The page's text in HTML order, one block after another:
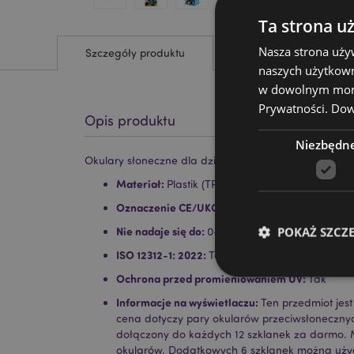
Szczegóły produktu
Opis produktu
Okulary słoneczne dla dzieci z ochroną UV
Materiał: Plastik (TPE)
Oznaczenie CE/UKCA:
Nie nadaje się do: 0–3 lat
ISO 12312-1: 2022: Tak
Ochrona przed promieniowaniem UV:Tak
Informacje na wyświetlaczu: Ten przedmiot
cena dotyczy pary okularów
dołączony do każdych 12 szklanek za darmo.
okularów. Dodatkowych 6 szklanek można
Ta strona
Nasza strona
naszych
w dowolnym
Prywatności.
POKAŻ
Niezbędne pliki